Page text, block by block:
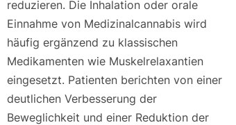
reduzieren. Die Inhalation oder orale
Einnahme von Medizinalcannabis wird
häufig ergänzend zu klassischen
Medikamenten wie Muskelrelaxantien
eingesetzt. Patienten berichten von einer
deutlichen Verbesserung der
Beweglichkeit und einer Reduktion der